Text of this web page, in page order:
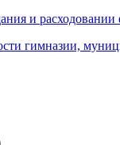
и
гимназии,